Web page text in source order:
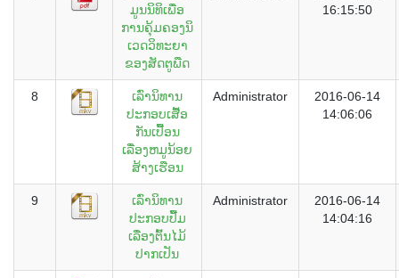
ມູນນິທິເພື່ອ
ການຄຸ້ມຄອງນິ
ເວດວິທະຍາ
ຂອງສັດຕູພືດ
16:15:50
8
ເລົ່ານິທານ
ປະກອບເສື້ອ
ກັນເປື້ອນ
ເລື່ອງຫມູນ້ອຍ
ສ້າງເຮືອນ
Administrator
2016-06-14
14:06:06
9
ເລົ່ານິທານ
ປະກອບປື້ມ
ເລື່ອງຕົ້ນໄມ້
ປາກເປັນ
Administrator
2016-06-14
14:04:16